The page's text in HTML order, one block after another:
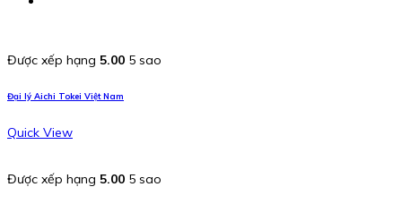
Được xếp hạng 5.00 5 sao
Đại lý Aichi Tokei Việt Nam
Quick View
Được xếp hạng 5.00 5 sao